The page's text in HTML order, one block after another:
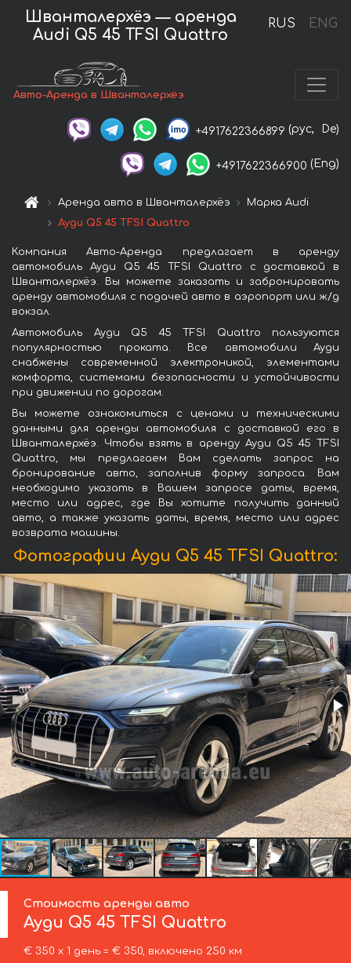
RUS ENG
Шванталерхёэ — аренда
Audi Q5 45 TFSI Quattro
Авто-Аренда в Шванталерхёэ
+4917622366899 (рус, De)
+4917622366900 (Eng)
Аренда авто в Шванталерхёэ
Марка Audi
Ауди Q5 45 TFSI Quattro
Компания Авто-Аренда предлагает в аренду
автомобиль Ауди Q5 45 TFSI Quattro с доставкой в
Шванталерхёэ. Вы можете заказать и забронировать
аренду автомобиля с подачей авто в аэропорт или ж/д
вокзал.
Автомобиль Ауди Q5 45 TFSI Quattro пользуются
популярностью проката. Все автомобили Ауди
снабжены современной электроникой, элементами
комфорта, системами безопасности и устойчивости
при движении по дорогам.
Вы можете ознакомиться с ценами и техническими
данными для аренды автомобиля с доставкой его в
Шванталерхёэ. Чтобы взять в аренду Ауди Q5 45 TFSI
Quattro, мы предлагаем Вам сделать запрос на
бронирование авто, заполнив форму запроса. Вам
необходимо указать в Вашем запросе даты, время,
место или адрес, где Вы хотите получить данный
авто, а также указать даты, время, место или адрес
возврата машины.
Фотографии Ауди Q5 45 TFSI Quattro:
Стоимость аренды авто
Ауди Q5 45 TFSI Quattro
€ 350 х 1 день = € 350, включено 250 км